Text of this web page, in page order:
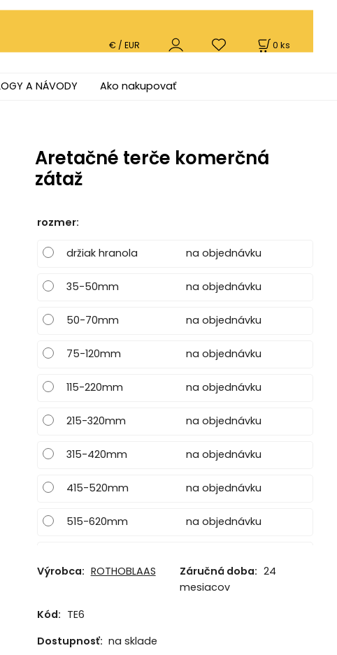
0 ks
€ / EUR
A NÁVODY Ako nakupovať
Aretačné terče komerčná
zátaž
rozmer:
držiak hranola na objednávku
35-50mm na objednávku
50-70mm na objednávku
75-120mm na objednávku
115-220mm na objednávku
215-320mm na objednávku
315-420mm na objednávku
415-520mm na objednávku
515-620mm na objednávku
na objednávku
815-920mm
Výrobca: ROTHOBLAAS Záručná doba: 24
mesiacov
Kód: TE6
Dostupnosť: na sklade